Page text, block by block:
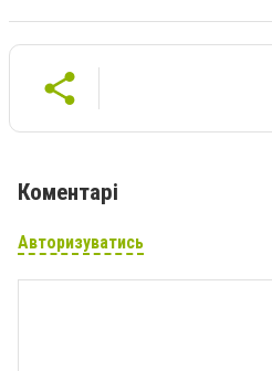
Коментарі
Авторизуватись